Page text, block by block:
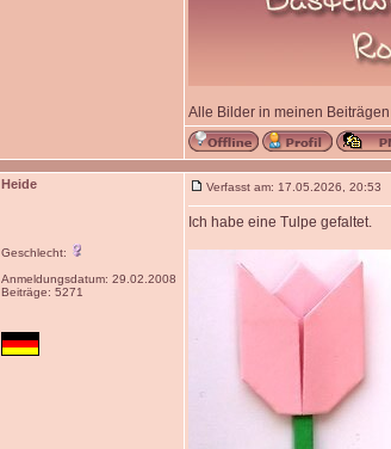
Alle Bilder in meinen
Heide
Geschlecht:
Anmeldungsdatum: 29.02.2008
Beiträge: 5271
Verfasst am: 17.05.2026, 20:53
Ich habe eine Tulpe gefaltet.